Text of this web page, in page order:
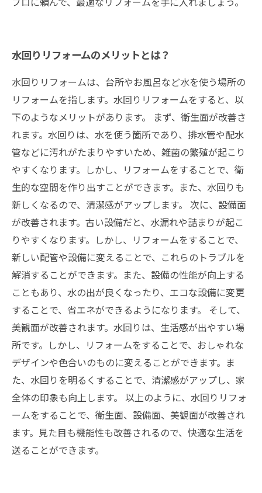
水回りリフォームのメリットとは？
水回りリフォームは、台所やお風呂など水を使う場所の
リフォームを指します。水回りリフォームをすると、以
下のようなメリットがあります。 まず、衛生面が改善さ
れます。水回りは、水を使う箇所であり、排水管や配水
管などに汚れがたまりやすいため、雑菌の繁殖が起こり
やすくなります。しかし、リフォームをすることで、衛
生的な空間を作り出すことができます。また、水回りも
新しくなるので、清潔感がアップします。 次に、設備面
が改善されます。古い設備だと、水漏れや詰まりが起こ
りやすくなります。しかし、リフォームをすることで、
新しい配管や設備に変えることで、これらのトラブルを
解消することができます。また、設備の性能が向上する
こともあり、水の出が良くなったり、エコな設備に変更
することで、省エネができるようになります。 そして、
美観面が改善されます。水回りは、生活感が出やすい場
所です。しかし、リフォームをすることで、おしゃれな
デザインや色合いのものに変えることができます。ま
た、水回りを明るくすることで、清潔感がアップし、家
全体の印象も向上します。 以上のように、水回りリフォ
ームをすることで、衛生面、設備面、美観面が改善され
ます。見た目も機能性も改善されるので、快適な生活を
送ることができます。